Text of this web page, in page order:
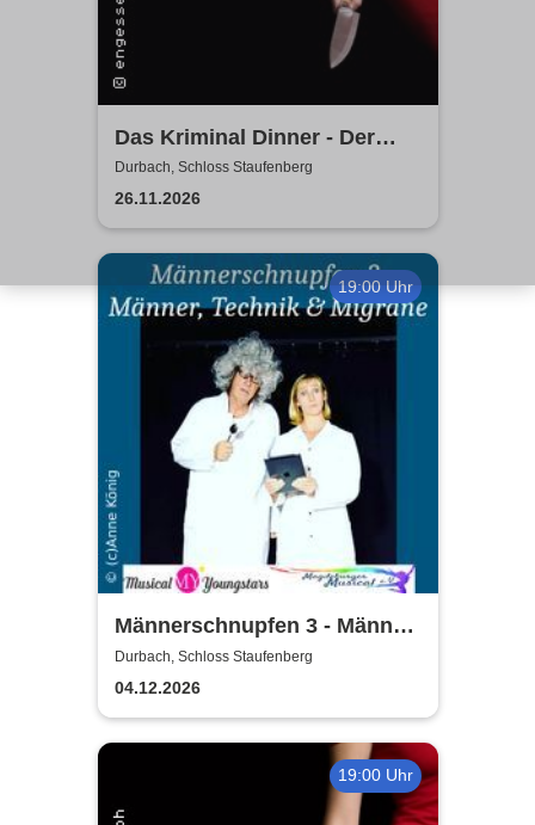
Das Kriminal Dinner - Der
letzte Joint der Marie Juana
Durbach, Schloss Staufenberg
26.11.2026
19:00 Uhr
Männerschnupfen 3 - Männer,
Technik, Migräne & KI
Durbach, Schloss Staufenberg
04.12.2026
19:00 Uhr